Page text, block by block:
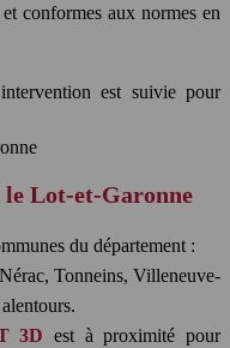
conformes aux normes en
est suivie pour
le Lot-et-Garonne
du département :
Tonneins, Villeneuve-
3D est à proximité pour